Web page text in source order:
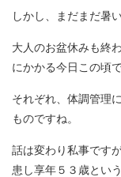
誠心誠
お電
お気
無
しかし、まだまだ暑
大人のお盆休みも終
にかかる今日この頃で
それぞれ、体調管理
ものですね。
話は変わり私事です
患し享年５３歳とい